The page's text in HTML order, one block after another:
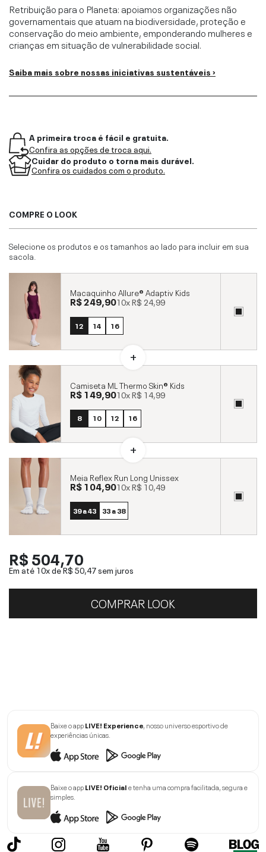
Retribuição para o Planeta: apoiamos organizações não
governamentais que atuam na biodiversidade, proteção e
conservação do meio ambiente, emponderando mulheres e
crianças em situação de vulnerabilidade social.
Saiba mais sobre nossas iniciativas sustentáveis ›
A primeira troca é fácil e gratuita.
Confira as opções de troca aqui.
Cuidar do produto o torna mais durável.
Confira os cuidados com o produto.
COMPRE O LOOK
Selecione os produtos e os tamanhos ao lado para incluir em sua
sacola.
Macaquinho Allure® Adaptiv Kids
R$ 249,9010xR$ 24,99
12 14 16
Camiseta ML Thermo Skin® Kids
R$ 149,9010xR$ 14,99
8 10 12 16
Meia Reflex Run Long Unissex
R$ 104,9010xR$ 10,49
39 a 43 33 a 38
R$ 504,70
Em até 10x deR$ 50,47sem juros
COMPRAR LOOK
Baixe o appLIVE! Experience, nosso universo esportivo de
experiências únicas.
Baixe o appLIVE! Oficiale tenha uma compra facilitada, segura e
simples.